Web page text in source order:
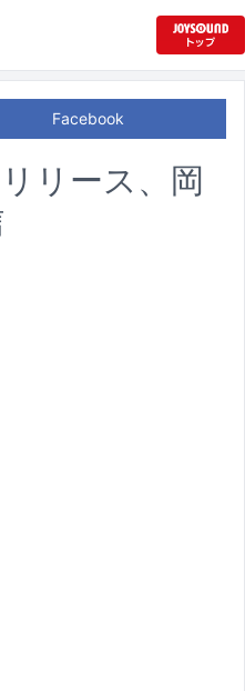
Facebook
リース、岡